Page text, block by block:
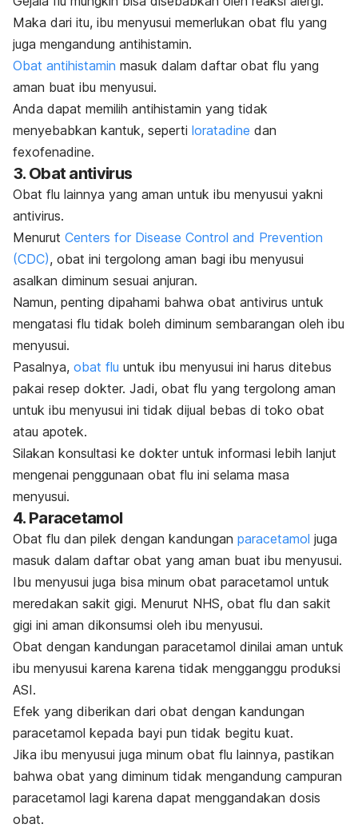
Maka dari itu, ibu menyusui memerlukan obat flu yang
juga mengandung antihistamin.
Obat antihistamin masuk dalam daftar obat flu yang
aman buat ibu menyusui.
Anda dapat memilih antihistamin yang tidak
menyebabkan kantuk, seperti loratadine dan
fexofenadine.
3. Obat antivirus
Obat flu lainnya yang aman untuk ibu menyusui yakni
antivirus.
Menurut Centers for Disease Control and Prevention
(CDC), obat ini tergolong aman bagi ibu menyusui
asalkan diminum sesuai anjuran.
Namun, penting dipahami bahwa obat antivirus untuk
mengatasi flu tidak boleh diminum sembarangan oleh ibu
menyusui.
Pasalnya, obat flu untuk ibu menyusui ini harus ditebus
pakai resep dokter. Jadi, obat flu yang tergolong aman
untuk ibu menyusui ini tidak dijual bebas di toko obat
atau apotek.
Silakan konsultasi ke dokter untuk informasi lebih lanjut
mengenai penggunaan obat flu ini selama masa
menyusui.
4. Paracetamol
Obat flu dan pilek dengan kandungan paracetamol juga
masuk dalam daftar obat yang aman buat ibu menyusui.
Ibu menyusui juga bisa minum obat paracetamol untuk
meredakan sakit gigi. Menurut NHS, obat flu dan sakit
gigi ini aman dikonsumsi oleh ibu menyusui.
Obat dengan kandungan paracetamol dinilai aman untuk
ibu menyusui karena karena tidak mengganggu produksi
ASI.
Efek yang diberikan dari obat dengan kandungan
paracetamol kepada bayi pun tidak begitu kuat.
Jika ibu menyusui juga minum obat flu lainnya, pastikan
bahwa obat yang diminum tidak mengandung campuran
paracetamol lagi karena dapat menggandakan dosis
obat.